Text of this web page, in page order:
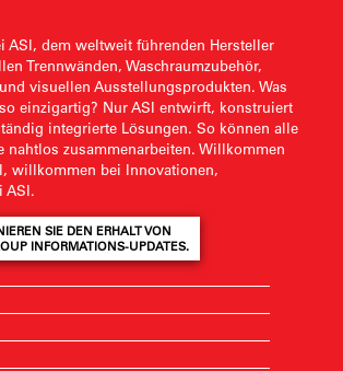
ASI, dem weltweit führenden Hersteller
Trennwänden, Waschraumzubehör,
visuellen Ausstellungsprodukten. Was
einzigartig? Nur ASI entwirft, konstruiert
integrierte Lösungen. So können alle
nahtlos zusammenarbeiten. Willkommen
willkommen bei Innovationen,
ASI.
SIE DEN ERHALT VON
INFORMATIONS-UPDATES.